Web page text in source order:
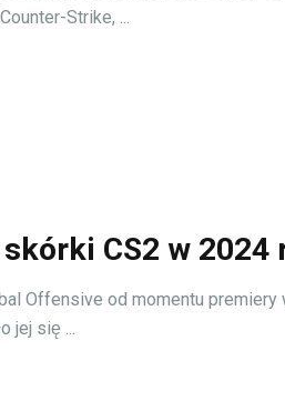
Strike, ...
CS2 w 2024
Offensive od momentu
jej się ...